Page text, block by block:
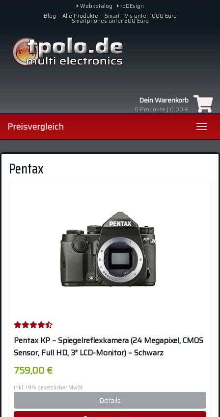
Webkatalog
tpDEsign
Blog
Alle Produkte Smart TV’s unter 1000 Euro
Smartphones unter 500 Euro
Dein Warenkorb
0 Produkte | 0,00 €
Preisvergleich
Pentax
Pentax KP – Spiegelreflexkamera (24 Megapixel, CMOS
Sensor, Full HD, 3″ LCD-Monitor) – Schwarz
759,00 €
inkl. 19% gesetzlicher MwSt.
Details